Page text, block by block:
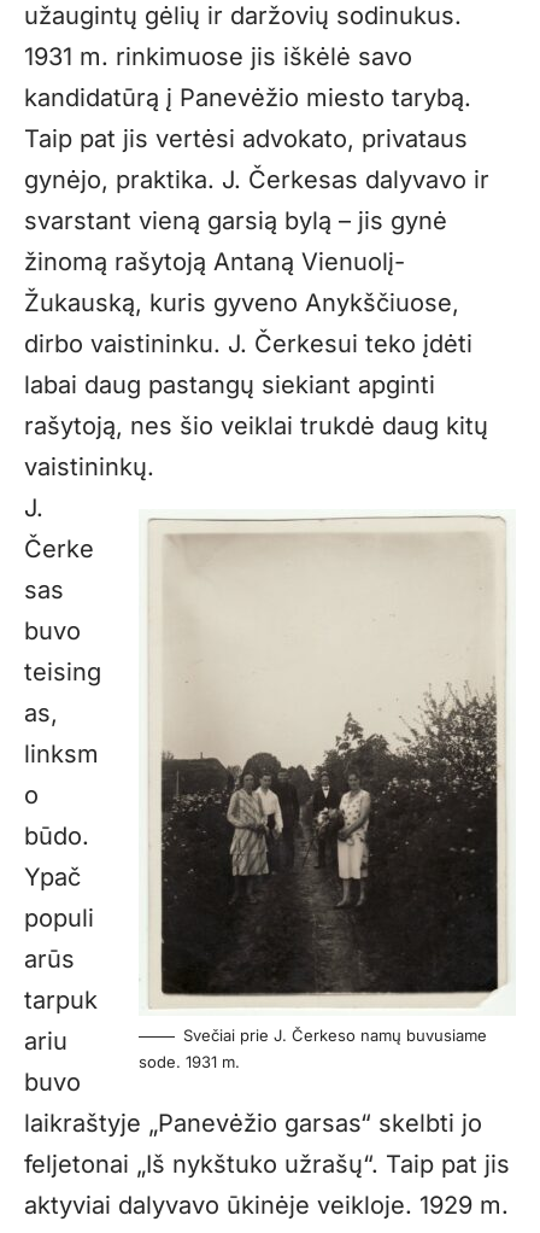
užaugintų gėlių ir daržovių sodinukus.
1931 m. rinkimuose jis iškėlė savo
kandidatūrą į Panevėžio miesto tarybą.
Taip pat jis vertėsi advokato, privataus
gynėjo, praktika. J. Čerkesas dalyvavo ir
svarstant vieną garsią bylą – jis gynė
žinomą rašytoją Antaną Vienuolį-
Žukauską, kuris gyveno Anykščiuose,
dirbo vaistininku. J. Čerkesui teko įdėti
labai daug pastangų siekiant apginti
rašytoją, nes šio veiklai trukdė daug kitų
vaistininkų.
Svečiai prie J. Čerkeso namų buvusiame
sode. 1931 m.
J.
Čerke
sas
buvo
teising
as,
linksm
o
būdo.
Ypač
populi
arūs
tarpuk
ariu
buvo
laikraštyje „Panevėžio garsas“ skelbti jo
feljetonai „Iš nykštuko užrašų“. Taip pat jis
aktyviai dalyvavo ūkinėje veikloje. 1929 m.